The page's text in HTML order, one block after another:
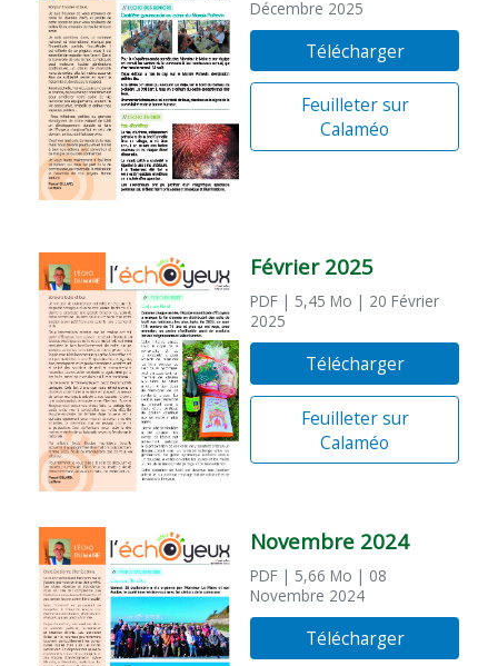
Décembre 2025
Télécharger
Feuilleter sur
Calaméo
Février 2025
PDF | 5,45 Mo | 20 Février
2025
Télécharger
Feuilleter sur
Calaméo
Novembre 2024
PDF | 5,66 Mo | 08
Novembre 2024
Télécharger